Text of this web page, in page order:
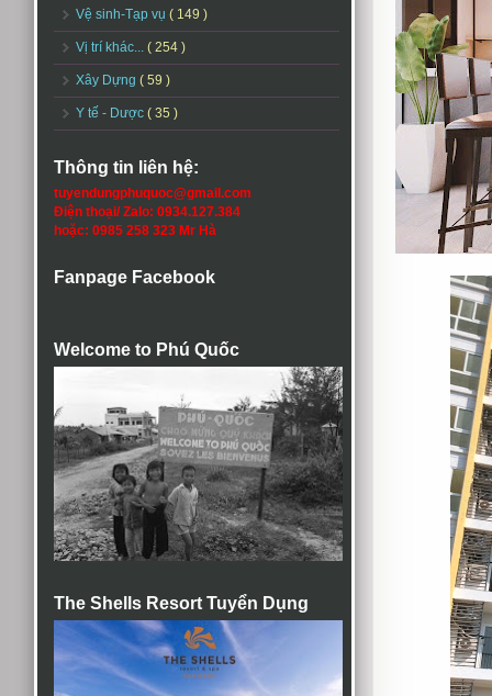
Vệ sinh-Tạp vụ ( 149 )
Vị trí khác... ( 254 )
Xây Dựng ( 59 )
Y tế - Dược ( 35 )
Thông tin liên hệ:
tuyendungphuquoc@gmail.com
Điện thoại/ Zalo: 0934.127.384
hoặc: 0985 258 323 Mr Hà
Fanpage Facebook
Welcome to Phú Quốc
The Shells Resort Tuyển Dụng